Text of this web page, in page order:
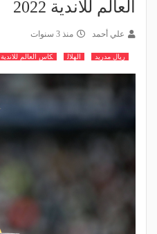
العالم للأندية 2022
علي أحمد منذ 3 سنوات
ريال مدريد الهلال كاس العالم للاندية